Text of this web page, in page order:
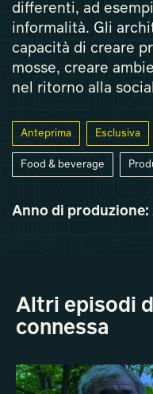
differenti, ad
informalità. Gli
capacità di creare
mosse, creare
nel ritorno alla
Anteprima Esclusiva
Food & beverage
Anno di produzione:
Altri episodi
connessa